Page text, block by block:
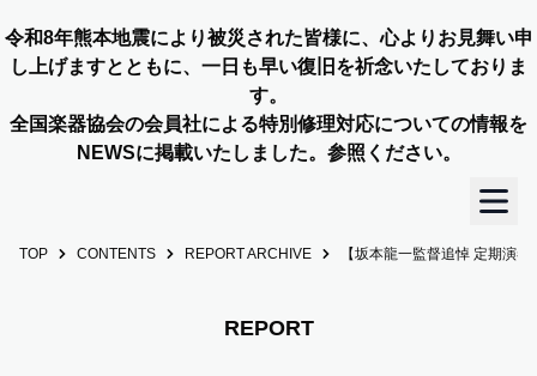
令和8年熊本地震により被災された皆様に、心よりお見舞い申
し上げますとともに、一日も早い復旧を祈念いたしておりま
す。
全国楽器協会の会員社による特別修理対応についての情報を
NEWSに掲載いたしました。参照ください。
TOP
OUR STORY
TOP CONTENTS REPORT ARCHIVE 【坂本龍一監督追悼 定期演
REPORT